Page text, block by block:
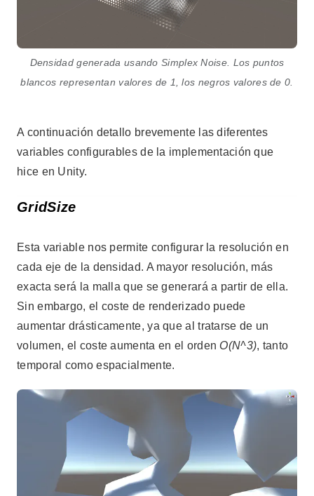
Densidad generada usando Simplex Noise. Los puntos
blancos representan valores de 1, los negros valores de 0.
A continuación detallo brevemente las diferentes
variables configurables de la implementación que
hice en Unity.
GridSize
Esta variable nos permite configurar la resolución en
cada eje de la densidad. A mayor resolución, más
exacta será la malla que se generará a partir de ella.
Sin embargo, el coste de renderizado puede
aumentar drásticamente, ya que al tratarse de un
volumen, el coste aumenta en el orden O(N^3), tanto
temporal como espacialmente.